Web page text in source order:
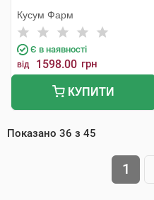
Кусум Фарм
Є в наявності
від 1598.00 грн
КУПИТИ
Показано 36 з 45
1